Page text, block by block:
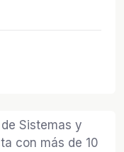
Sistemas y
con más de 10